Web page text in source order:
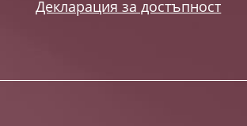
Декларация за достъпност